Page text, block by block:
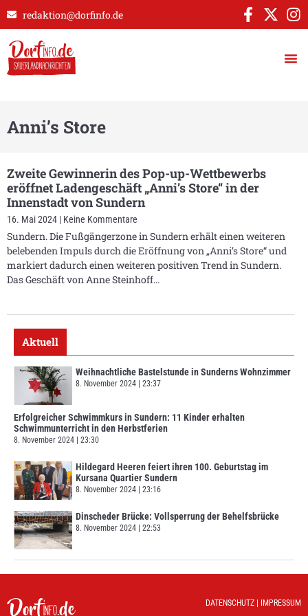
redaktion@dorfinfo.de
Anni’s Store
Zweite Gewinnerin des Pop-up-Wettbewerbs
eröffnet Ladengeschäft „Anni’s Store“ in der
Innenstadt von Sundern
16. Mai 2024 Keine Kommentare
Sundern. Die Fußgängerzone in Sundern erhält einen weiteren
belebenden Impuls durch die Eröffnung von „Anni’s Store“ und
markiert dadurch einen weiteren positiven Trend in Sundern.
Das Geschäft von Anne Steinhoff
Aktuell
Weihnachtliche Bastelstunde in Sunderns Wohnzimmer
8. November 2024 23:37
Erfolgreicher Schwimmkurs in Sundern: 11 Kinder erhalten
Schwimmunterricht in den Herbstferien
8. November 2024 23:30
Hildegard Heeren feiert ihren 100. Geburtstag im
Kursana Quartier Sundern
8. November 2024 23:16
Dinscheder Brücke: Vollsperrung der Behelfsbrücke
8. November 2024 22:53
DATENSCHUTZ IMPRESSUM